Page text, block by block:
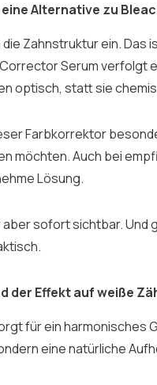
Alternative zu
Zahnstruktur ein. Das
Serum verfolgt
optisch, statt sie
Farbkorrektor
möchten. Auch bei
Lösung.
sofort sichtbar. Und
der Effekt auf weiße
für ein harmonisches
eine natürliche